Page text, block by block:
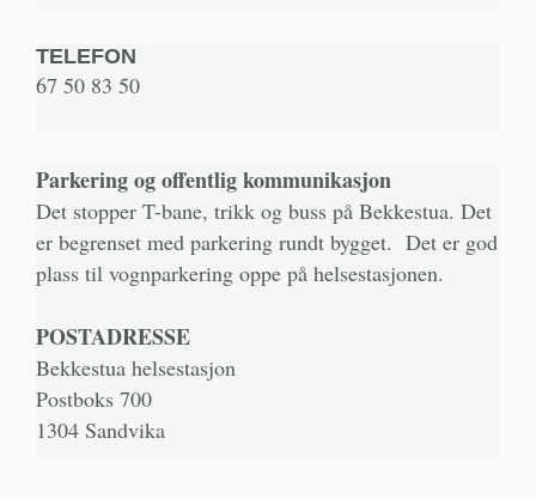
TELEFON
67 50 83 50
Parkering og offentlig kommunikasjon
Det stopper T-bane, trikk og buss på Bekkestua. Det
er begrenset med parkering rundt bygget. Det er god
plass til vognparkering oppe på helsestasjonen.
POSTADRESSE
Bekkestua helsestasjon
Postboks 700
1304 Sandvika